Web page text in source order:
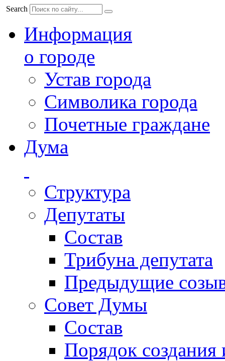
Search
Информация
о городе
Устав города
Символика города
Почетные граждане
Дума
Структура
Депутаты
Состав
Трибуна депутата
Предыдущие
Совет Думы
Состав
Порядок создания